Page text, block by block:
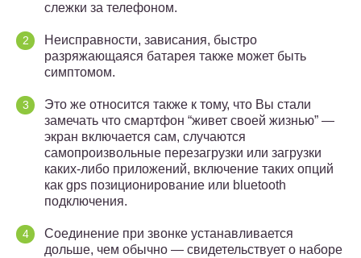
слежки за телефоном.
Неисправности, зависания, быстро
разряжающаяся батарея также может быть
симптомом.
Это же относится также к тому, что Вы стали
замечать что смартфон “живет своей жизнью” —
экран включается сам, случаются
самопроизвольные перезагрузки или загрузки
каких-либо приложений, включение таких опций
как gps позиционирование или bluetooth
подключения.
Соединение при звонке устанавливается
дольше, чем обычно — свидетельствует о наборе